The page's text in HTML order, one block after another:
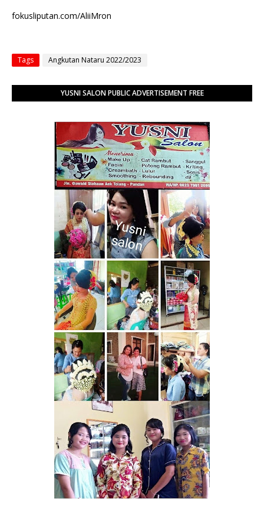
fokusliputan.com/AliiMron
Tags Angkutan Nataru 2022/2023
YUSNI SALON PUBLIC ADVERTISEMENT FREE